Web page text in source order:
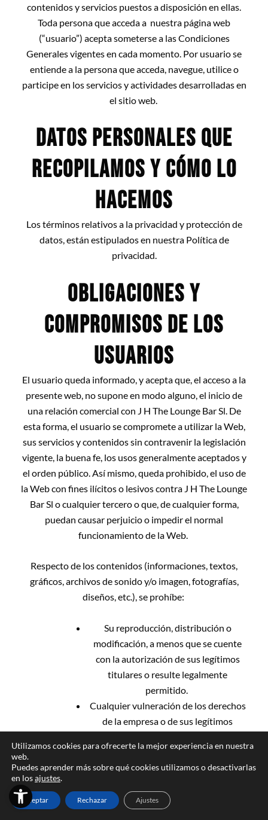
Abrir barra de herramientas
contenidos y servicios puestos a disposición en ellas.
Toda persona que acceda a nuestra página web
(“usuario”) acepta someterse a las Condiciones
Generales vigentes en cada momento. Por usuario se
entiende a la persona que acceda, navegue, utilice o
participe en los servicios y actividades desarrolladas en
el sitio web.
DATOS PERSONALES QUE
RECOPILAMOS Y CÓMO LO
HACEMOS
Los términos relativos a la privacidad y protección de
datos, están estipulados en nuestra Política de
privacidad.
OBLIGACIONES Y
COMPROMISOS DE LOS
USUARIOS
El usuario queda informado, y acepta que, el acceso a la
presente web, no supone en modo alguno, el inicio de
una relación comercial con J H The Lounge Bar Sl. De
esta forma, el usuario se compromete a utilizar la Web,
sus servicios y contenidos sin contravenir la legislación
vigente, la buena fe, los usos generalmente aceptados y
el orden público. Así mismo, queda prohibido, el uso de
la Web con fines ilícitos o lesivos contra J H The Lounge
Bar Sl o cualquier tercero o que, de cualquier forma,
puedan causar perjuicio o impedir el normal
funcionamiento de la Web.
Respecto de los contenidos (informaciones, textos,
gráficos, archivos de sonido y/o imagen, fotografías,
diseños, etc.), se prohíbe:
Su reproducción, distribución o
modificación, a menos que se cuente
con la autorización de sus legítimos
titulares o resulte legalmente
permitido.
Cualquier vulneración de los derechos
de la empresa o de sus legítimos
Su utilización para todo tipo de fines
comerciales o publicitarios, distintos de
Cualquier intento de obtener los
Utilizamos cookies para ofrecerte la mejor experiencia en nuestra
web.
Puedes aprender más sobre qué cookies utilizamos o desactivarlas
en losajustes.
Aceptar Rechazar Ajustes